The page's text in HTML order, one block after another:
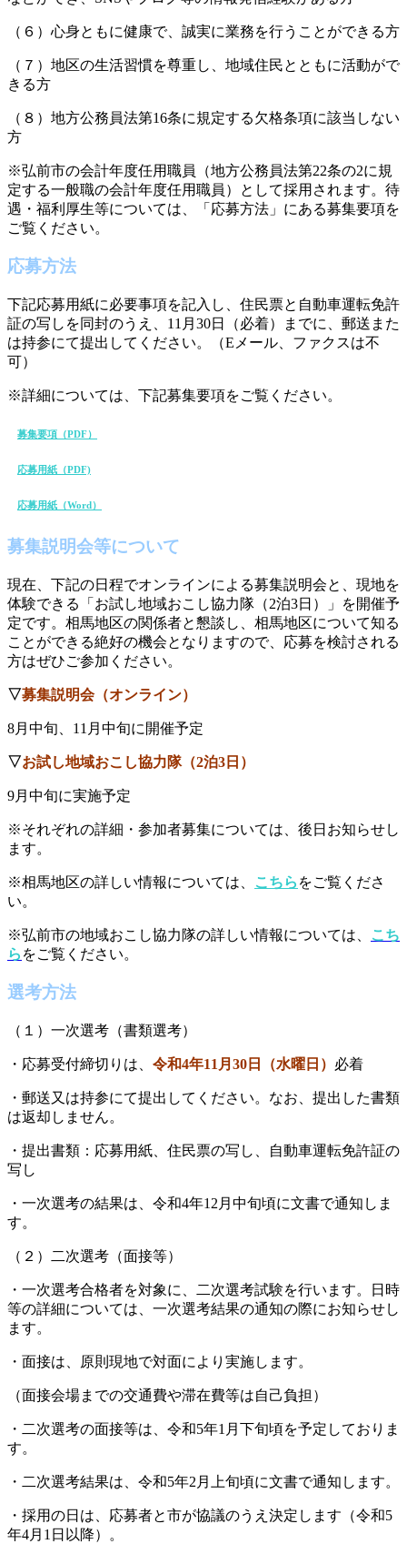
（６）心身ともに健康で、誠実に業務を行うことができる方
（７）地区の生活習慣を尊重し、地域住民とともに活動がで
きる方
（８）地方公務員法第16条に規定する欠格条項に該当しない
方
※弘前市の会計年度任用職員（地方公務員法第22条の2に規
定する一般職の会計年度任用職員）として採用されます。待
遇・福利厚生等については、「応募方法」にある募集要項を
ご覧ください。
応募方法
下記応募用紙に必要事項を記入し、住民票と自動車運転免許
証の写しを同封のうえ、11月30日（必着）までに、郵送また
は持参にて提出してください。（Eメール、ファクスは不
可）
※詳細については、下記募集要項をご覧ください。
募集要項（PDF）
応募用紙（PDF)
応募用紙（Word）
募集説明会等について
現在、下記の日程でオンラインによる募集説明会と、現地を
体験できる「お試し地域おこし協力隊（2泊3日）」を開催予
定です。相馬地区の関係者と懇談し、相馬地区について知る
ことができる絶好の機会となりますので、応募を検討される
方はぜひご参加ください。
▽募集説明会（オンライン）
8月中旬、11月中旬に開催予定
▽お試し地域おこし協力隊（2泊3日）
9月中旬に実施予定
※それぞれの詳細・参加者募集については、後日お知らせし
ます。
※相馬地区の詳しい情報については、 こちら をご覧くださ
い。
※弘前市の地域おこし協力隊の詳しい情報については、
こち
ら をご覧ください。
選考方法
（１）一次選考（書類選考）
・応募受付締切りは、 令和4年11月30日（水曜日） 必着
・郵送又は持参にて提出してください。なお、提出した書類
は返却しません。
・提出書類：応募用紙、住民票の写し、自動車運転免許証の
写し
・一次選考の結果は、令和4年12月中旬頃に文書で通知しま
す。
（２）二次選考（面接等）
・一次選考合格者を対象に、二次選考試験を行います。日時
等の詳細については、一次選考結果の通知の際にお知らせし
ます。
・面接は、原則現地で対面により実施します。
（面接会場までの交通費や滞在費等は自己負担）
・二次選考の面接等は、令和5年1月下旬頃を予定しておりま
す。
・二次選考結果は、令和5年2月上旬頃に文書で通知します。
・採用の日は、応募者と市が協議のうえ決定します（令和5
年4月1日以降）。